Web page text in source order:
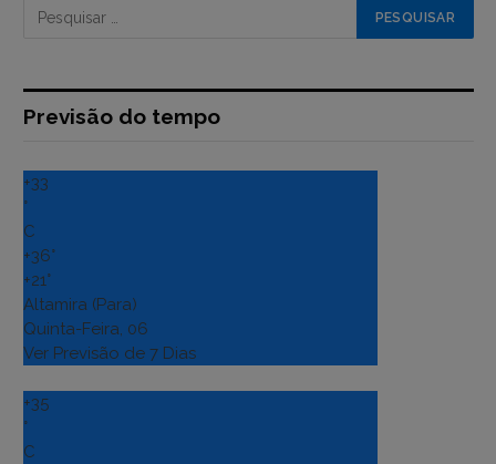
Previsão do tempo
+33
°
C
+36°
+21°
Altamira (Para)
Quinta-Feira, 06
Ver Previsão de 7 Dias
+35
°
C